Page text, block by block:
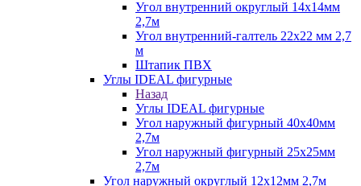
Угол внутренний округлый 14х14мм
2,7м
Угол внутренний-галтель 22х22 мм 2,7
м
Штапик ПВХ
Углы IDEAL фигурные
Назад
Углы IDEAL фигурные
Угол наружный фигурный 40х40мм
2,7м
Угол наружный фигурный 25х25мм
2,7м
Угол наружный округлый 12х12мм 2,7м